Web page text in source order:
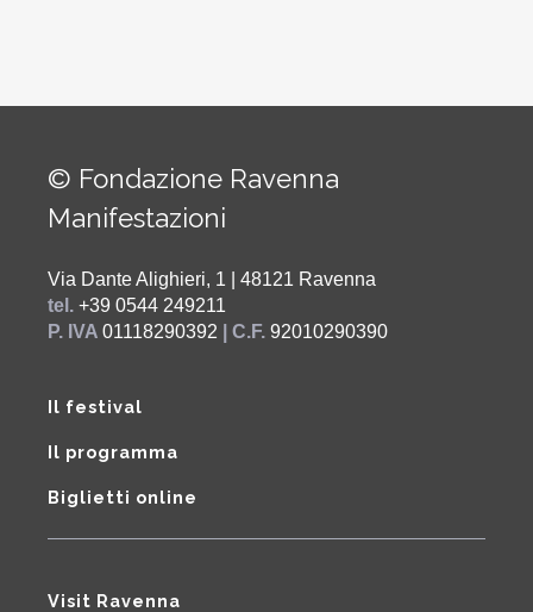
© Fondazione Ravenna
Manifestazioni
Via Dante Alighieri, 1 | 48121 Ravenna
tel. +39 0544 249211
P. IVA 01118290392 | C.F. 92010290390
Il festival
Il programma
Biglietti online
Visit Ravenna